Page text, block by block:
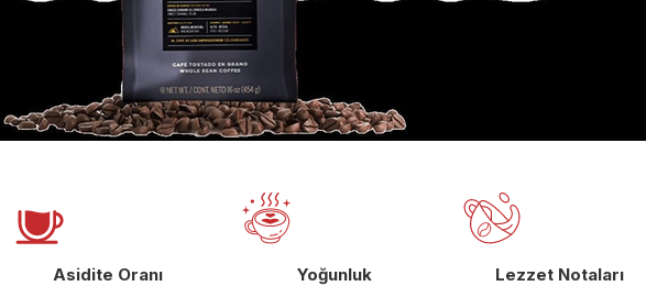
Asidite Oranı Yoğunluk Lezzet Notaları